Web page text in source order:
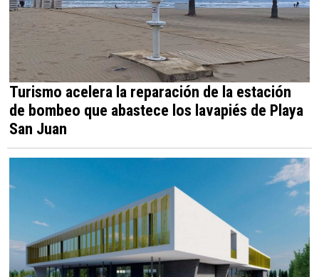
Turismo acelera la reparación de la estación
de bombeo que abastece los lavapiés de Playa
San Juan